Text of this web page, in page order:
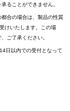
ることができません。
都合の場合は、製品の性質
けいたします。この場
ご了承ください。
日以内での受付となって